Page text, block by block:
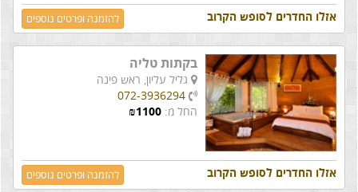
אזלו החדרים לסופש הקרוב להזמנה ופרטים נוספים
בקתות טליה
גליל עליון, ראש פינה
072-3936294
החל מ:
₪1100
אזלו החדרים לסופש הקרוב להזמנה ופרטים נוספים